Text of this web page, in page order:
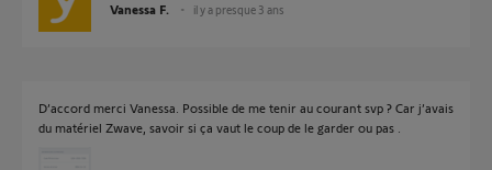
Vanessa F. il y a presque 3 ans
D’accord merci Vanessa. Possible de me tenir au courant svp ? Car j’avais
du matériel Zwave, savoir si ça vaut le coup de le garder ou pas .